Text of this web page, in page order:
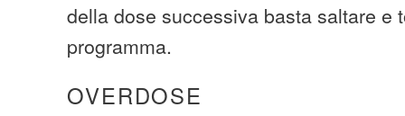
della dose successiva basta saltare e
programma.
OVERDOSE